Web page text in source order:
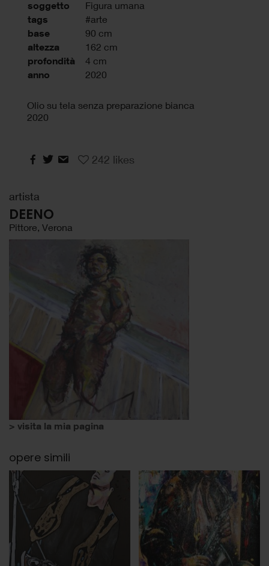
soggetto Figura umana
tags #arte
base 90 cm
altezza 162 cm
profondità 4 cm
anno 2020
Olio su tela senza preparazione bianca
2020
242 likes
artista
DEENO
Pittore, Verona
> visita la mia pagina
opere simili